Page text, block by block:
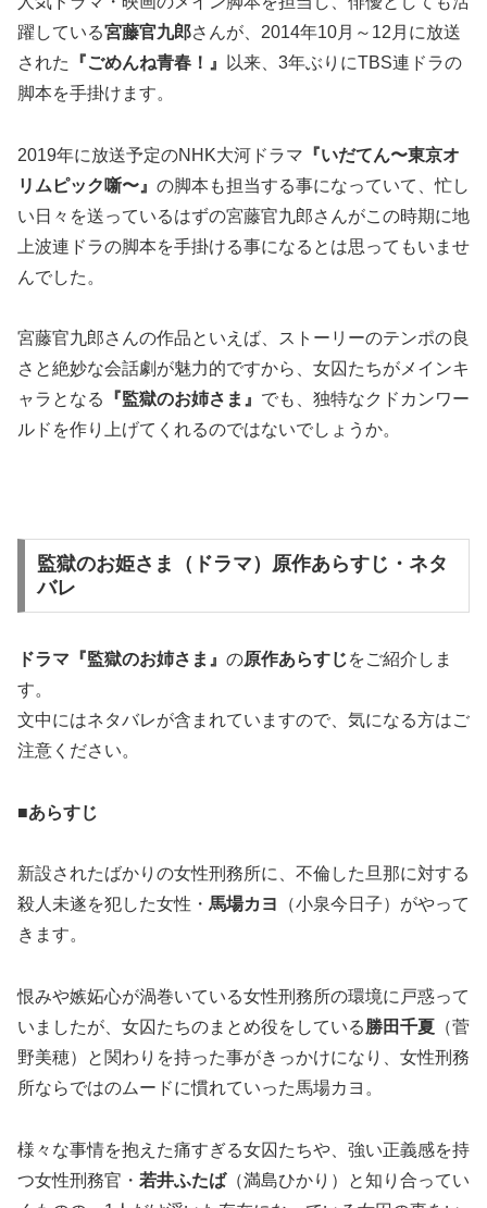
躍している宮藤官九郎さんが、2014年10月～12月に放送
された
『ごめんね青春！』
以来、3年ぶりにTBS連ドラの
脚本を手掛けます。
2019年に放送予定のNHK大河ドラマ 『いだてん〜東京オ
リムピック噺〜』 の脚本も担当する事になっていて、忙し
い日々を送っているはずの宮藤官九郎さんがこの時期に地
上波連ドラの脚本を手掛ける事になるとは思ってもいませ
んでした。
宮藤官九郎さんの作品といえば、ストーリーのテンポの良
さと絶妙な会話劇が魅力的ですから、女囚たちがメインキ
ャラとなる
『監獄のお姉さま』 でも、独特なクドカンワー
ルドを作り上げてくれるのではないでしょうか。
監獄のお姫さま（ドラマ）原作あらすじ・ネタ
バレ
ドラマ『監獄のお姉さま』 の原作あらすじをご紹介しま
す。
文中にはネタバレが含まれていますので、気になる方はご
注意ください。
■あらすじ
新設されたばかりの女性刑務所に、不倫した旦那に対する
殺人未遂を犯した女性・ 馬場カヨ
（小泉今日子）がやって
きます。
恨みや嫉妬心が渦巻いている女性刑務所の環境に戸惑って
いましたが、女囚たちのまとめ役をしている勝田千夏 （菅
野美穂）と関わりを持った事がきっかけになり、女性刑務
所ならではのムードに慣れていった馬場カヨ。
様々な事情を抱えた痛すぎる女囚たちや、強い正義感を持
つ女性刑務官・ 若井ふたば（満島ひかり）と知り合ってい